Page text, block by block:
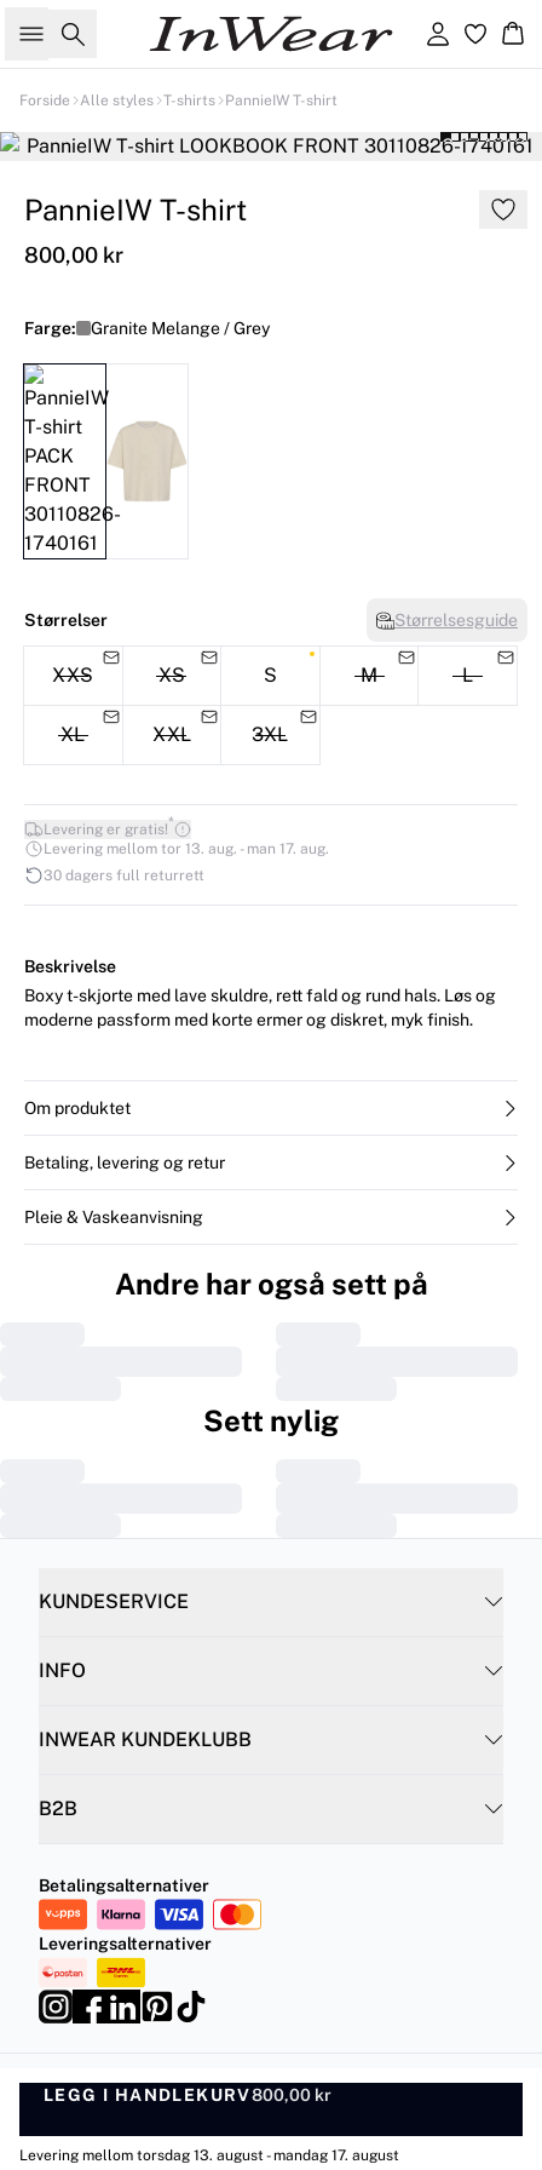
Søk Logg inn
Forside Alle styles T-shirts PannieIW T-shirt
PannieIW T-shirt
800,00 kr
Farge: Granite Melange / Grey
Størrelser Størrelsesguide
XXS XS S M L
XL XXL 3XL
Levering er gratis!*
Levering mellom tor 13. aug. - man 17. aug.
30 dagers full returrett
LEGG I HANDLEKURV800,00 kr
LEGG I HANDLEKURV
Levering mellom torsdag 13. august - mandag 17. august
Beskrivelse
Boxy t-skjorte med lave skuldre, rett fald og rund hals. Løs og
moderne passform med korte ermer og diskret, myk finish.
Om produktet
Betaling, levering og retur
Pleie & Vaskeanvisning
Andre har også sett på
Sett nylig
KUNDESERVICE
INFO
INWEAR KUNDEKLUBB
B2B
Betalingsalternativer
Leveringsalternativer
Personvernregler Vilkår og betingelser